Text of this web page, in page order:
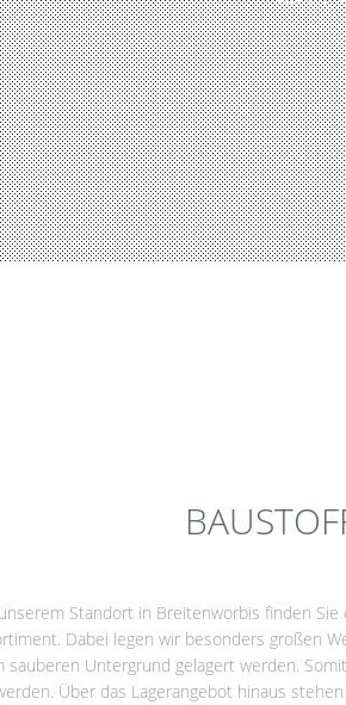
Standort in Breitenworbis finden
Dabei legen wir besonders großen
sauberen Untergrund gelagert werden.
Über das Lagerangebot hinaus